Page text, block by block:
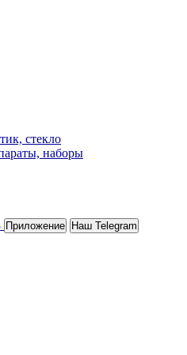
стекло
наборы
Приложение Наш Telegram